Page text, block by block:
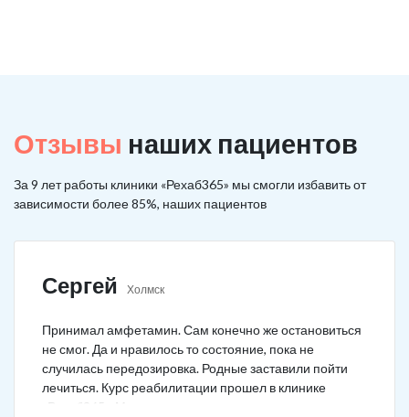
Отзывы наших пациентов
За 9 лет работы клиники «Рехаб365» мы смогли избавить от
зависимости более 85%, наших пациентов
Сергей Холмск
Принимал амфетамин. Сам конечно же остановиться
не смог. Да и нравилось то состояние, пока не
случилась передозировка. Родные заставили пойти
лечиться. Курс реабилитации прошел в клинике
«Рехаб365». Много месяцев уже не принимаю.